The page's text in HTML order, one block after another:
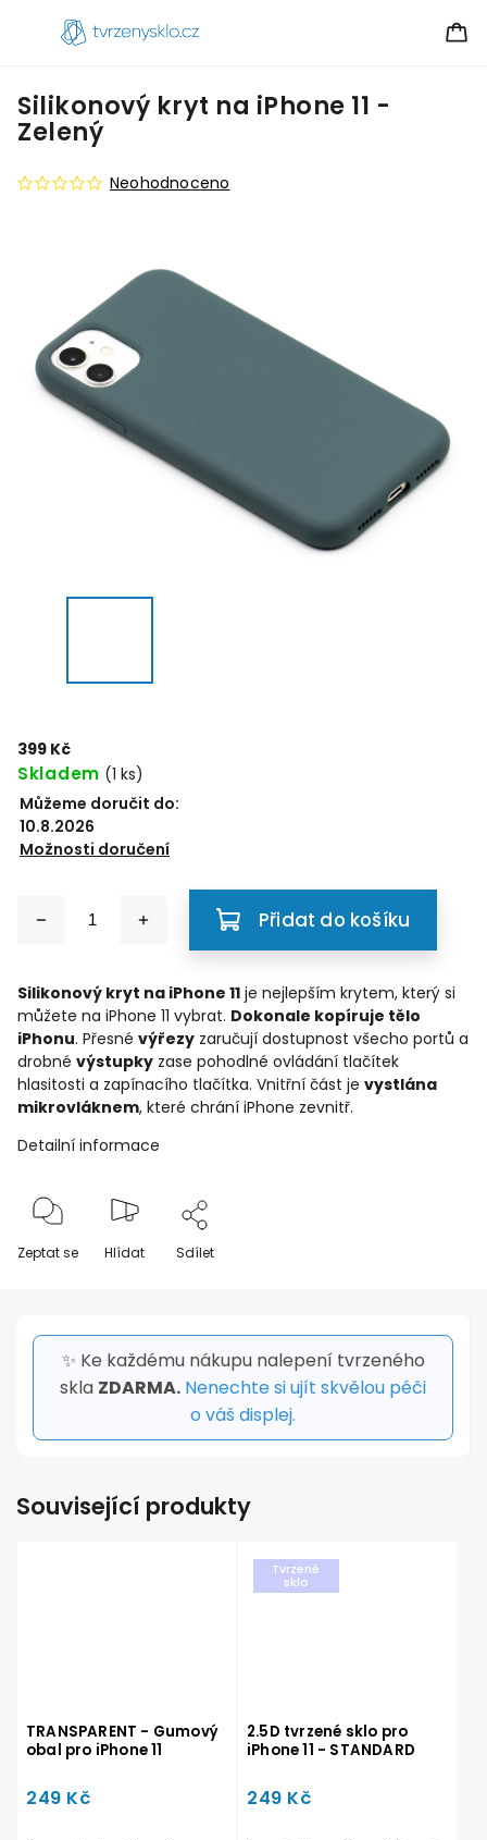
Silikonový kryt na iPhone 11 -
Zelený
Neohodnoceno
399 Kč
Skladem (1 ks)
Můžeme doručit do:
10.8.2026
Možnosti doručení
Přidat do košíku
Silikonový kryt na iPhone 11 je nejlepším krytem, který si
můžete na iPhone 11 vybrat. Dokonale kopíruje tělo
iPhonu. Přesné výřezy zaručují dostupnost všecho portů a
drobné výstupky zase pohodlné ovládání tlačítek
hlasitosti a zapínacího tlačítka. Vnitřní část je vystlána
mikrovláknem, které chrání iPhone zevnitř.
Detailní informace
Zeptat se Hlídat Sdílet
✨ Ke každému nákupu nalepení tvrzeného
skla ZDARMA. Nenechte si ujít skvělou péči
o váš displej.
Související produkty
TRANSPARENT - Gumový
obal pro iPhone 11
249 Kč
Tvrzené
sklo
2.5D tvrzené sklo pro
iPhone 11 - STANDARD
249 Kč